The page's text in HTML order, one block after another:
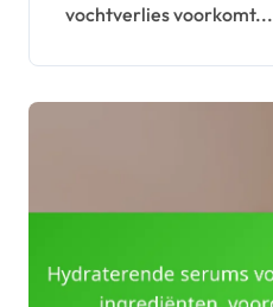
vochtverlies voorkomt...